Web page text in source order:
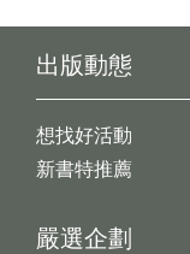
出版動態
想找好活動
新書特推薦
嚴選企劃